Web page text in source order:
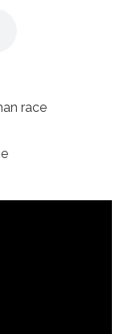
race